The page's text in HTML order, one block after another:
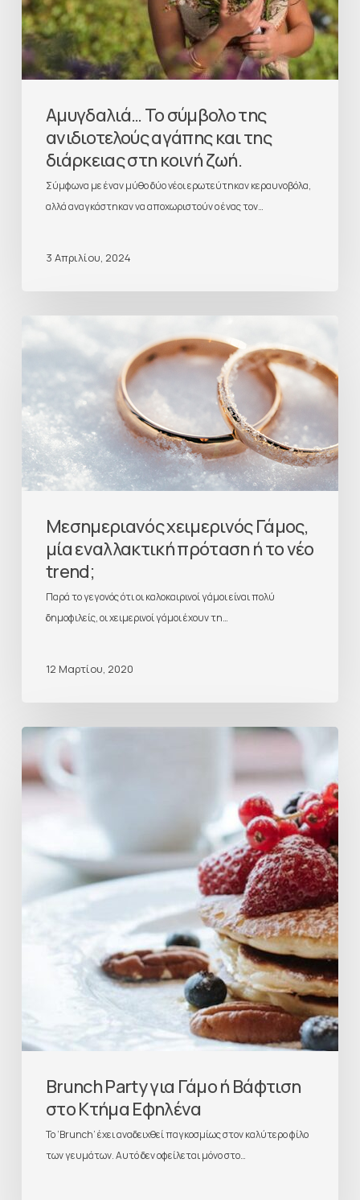
Αμυγδαλιά… Το σύμβολο της
ανιδιοτελούς αγάπης και της
διάρκειας στη κοινή ζωή.
Σύμφωνα με έναν μύθο δύο νέοι ερωτεύτηκαν κεραυνοβόλα,
αλλά αναγκάστηκαν να αποχωριστούν ο ένας τον…
3 Απριλίου, 2024
Μεσημεριανός χειμερινός Γάμος,
μία εναλλακτική πρόταση ή το νέο
trend;
Παρά το γεγονός ότι οι καλοκαιρινοί γάμοι είναι πολύ
δημοφιλείς, οι χειμερινοί γάμοι έχουν τη…
12 Μαρτίου, 2020
Brunch Party για Γάμο ή Βάφτιση
στο Κτήμα Εφηλένα
Το ‘Brunch’ έχει αναδειχθεί παγκοσμίως στον καλύτερο φίλο
των γευμάτων. Αυτό δεν οφείλεται μόνο στο…